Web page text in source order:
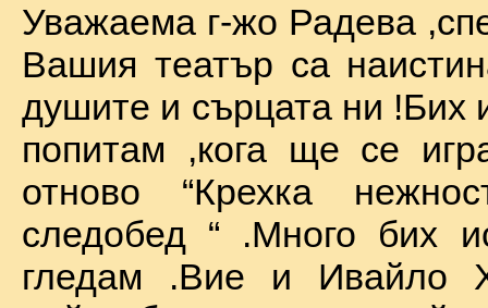
Уважаема г-жо Радева
Вашия театър са
душите и сърцата ни !Бих
попитам ,кога ще се
отново “Крехка
следобед “ .Много бих
гледам .Вие и Ивайло